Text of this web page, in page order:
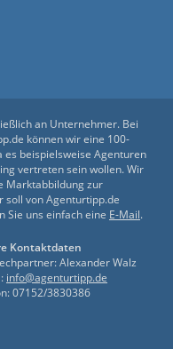
man
fühlt sich
an Unternehmer. Bei
können wir eine 100-
beispielsweise Agenturen
vertreten sein wollen. Wir
Marktabbildung zur
soll von Agenturtipp.de
Sie uns einfach eine E-Mail.
Kontaktdaten
Alexander Walz
info@agenturtipp.de
07152/3830386